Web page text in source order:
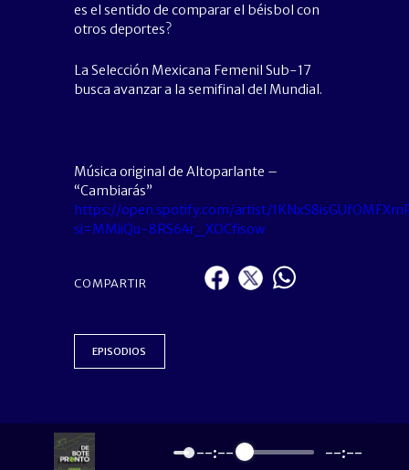
es el sentido de comparar el béisbol con
otros deportes?
La Selección Mexicana Femenil Sub-17
busca avanzar a la semifinal del Mundial.
Música original de Altoparlante –
“Cambiarás”
https://open.spotify.com/artist/
si=MMiiQu-8RS64r_XOCfisow
COMPARTIR
EPISODIOS
--:-- --:--